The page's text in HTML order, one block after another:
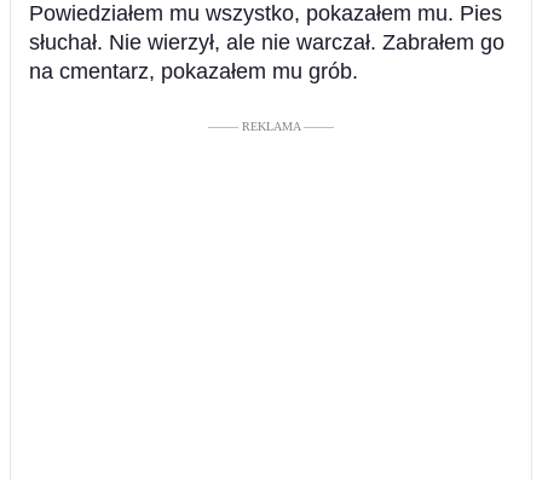
Powiedziałem mu wszystko, pokazałem mu. Pies
słuchał. Nie wierzył, ale nie warczał. Zabrałem go
na cmentarz, pokazałem mu grób.
––––– REKLAMA –––––